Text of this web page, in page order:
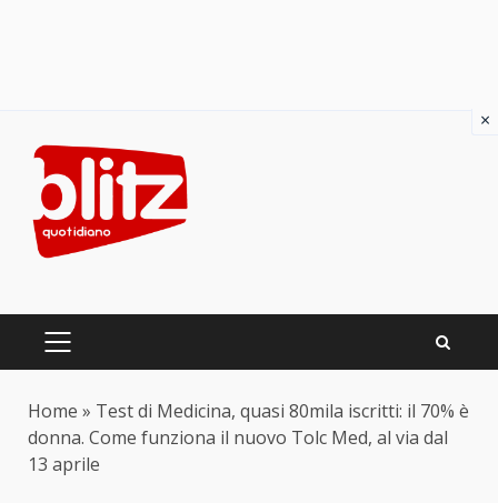
content
PRIMARY
Home » Test di Medicina, quasi 80mila iscritti: il 70% è
donna. Come funziona il nuovo Tolc Med, al via dal
13 aprile
×